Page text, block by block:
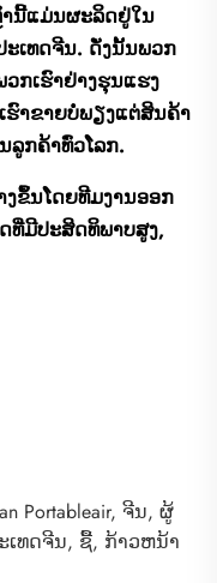
ນີ້ແມ່ນຜະລິດຢູ່ໃນ
ະເທດຈີນ. ດັ່ງນັ້ນພວກ
ກເຮົາຢ່າງຮຸນແຮງ
າຂາຍບໍ່ພຽງແຕ່ສິນຄ້າ
ລູກຄ້າທົ່ວໂລກ.
ຂຶ້ນໂດຍທີມງານອອກ
ທີ່ມີປະສິດທິພາບສູງ,
Portableair, ຈີນ, ຜູ້
ທດຈີນ, ຊື້, ກ້າວຫນ້າ